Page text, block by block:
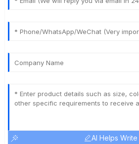
AI Helps Write